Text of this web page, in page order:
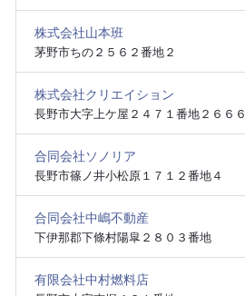
株式会社山本班
茅野市ちの２５６２番地２
株式会社クリエイション
長野市大字上ケ屋２４７１番地２６６６
合同会社ソノリア
長野市篠ノ井小松原１７１２番地４
合同会社中嶋不動産
下伊那郡下條村陽皐２８０３番地
有限会社中村燃料店